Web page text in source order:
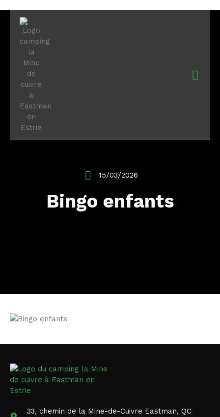
15/03/2026
Bingo enfants
33, chemin de la Mine-de-Cuivre Eastman, QC